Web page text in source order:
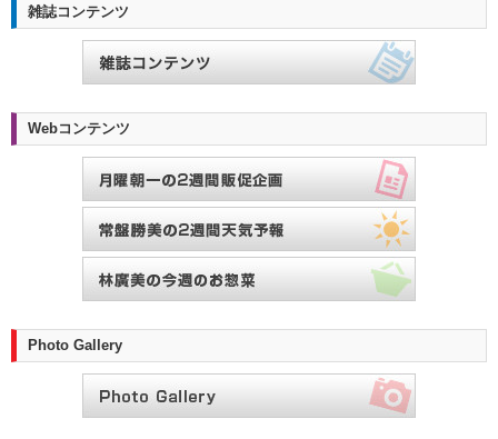
雑誌コンテンツ
Webコンテンツ
Photo Gallery